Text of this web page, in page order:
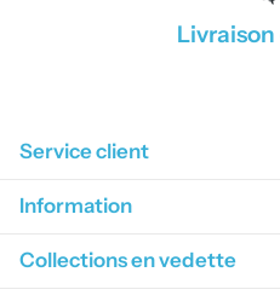
Service client
Information
Collections en vedette